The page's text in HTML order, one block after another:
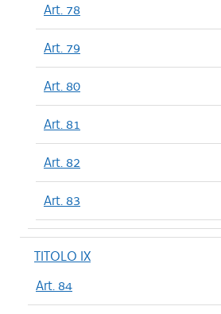
Art. 78
Art. 79
Art. 80
Art. 81
Art. 82
Art. 83
TITOLO IX
Art. 84